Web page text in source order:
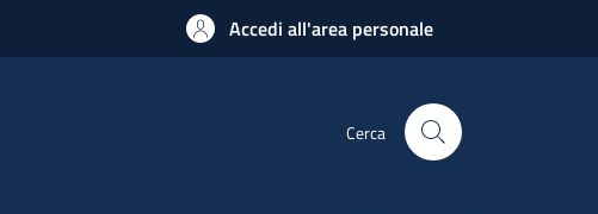
Accedi all'area personale
Cerca